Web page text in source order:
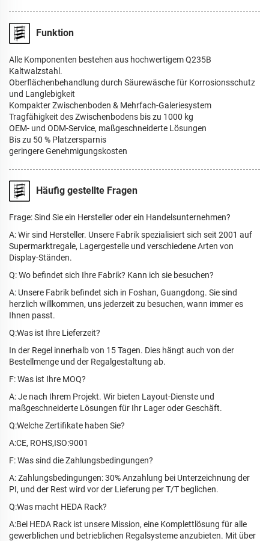
Funktion
Alle Komponenten bestehen aus hochwertigem Q235B
Kaltwalzstahl.
Oberflächenbehandlung durch Säurewäsche für Korrosionsschutz
und Langlebigkeit
Kompakter Zwischenboden & Mehrfach-Galeriesystem
Tragfähigkeit des Zwischenbodens bis zu 1000 kg
OEM- und ODM-Service, maßgeschneiderte Lösungen
Bis zu 50 % Platzersparnis
geringere Genehmigungskosten
Häufig gestellte Fragen
Frage: Sind Sie ein Hersteller oder ein Handelsunternehmen?
A: Wir sind Hersteller. Unsere Fabrik spezialisiert sich seit 2001 auf
Supermarktregale, Lagergestelle und verschiedene Arten von
Display-Ständen.
Q: Wo befindet sich Ihre Fabrik? Kann ich sie besuchen?
A: Unsere Fabrik befindet sich in Foshan, Guangdong. Sie sind
herzlich willkommen, uns jederzeit zu besuchen, wann immer es
Ihnen passt.
Q:Was ist Ihre Lieferzeit?
In der Regel innerhalb von 15 Tagen. Dies hängt auch von der
Bestellmenge und der Regalgestaltung ab.
F: Was ist Ihre MOQ?
A: Je nach Ihrem Projekt. Wir bieten Layout-Dienste und
maßgeschneiderte Lösungen für Ihr Lager oder Geschäft.
Q:Welche Zertifikate haben Sie?
A:CE, ROHS,ISO:9001
F: Was sind die Zahlungsbedingungen?
A: Zahlungsbedingungen: 30% Anzahlung bei Unterzeichnung der
PI, und der Rest wird vor der Lieferung per T/T beglichen.
Q:Was macht HEDA Rack?
A:Bei HEDA Rack ist unsere Mission, eine Komplettlösung für alle
gewerblichen und betrieblichen Regalsysteme anzubieten. Mit über